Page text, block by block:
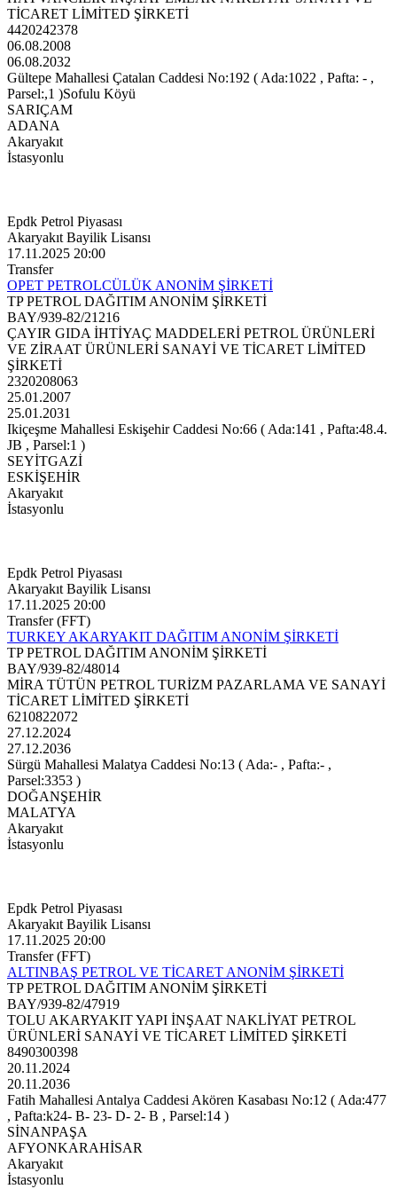
TİCARET LİMİTED ŞİRKETİ
4420242378
06.08.2008
06.08.2032
Gültepe Mahallesi Çatalan Caddesi No:192 ( Ada:1022 , Pafta: - ,
Parsel:,1 )Sofulu Köyü
SARIÇAM
ADANA
Akaryakıt
İstasyonlu
Epdk Petrol Piyasası
Akaryakıt Bayilik Lisansı
17.11.2025 20:00
Transfer
OPET PETROLCÜLÜK ANONİM ŞİRKETİ
TP PETROL DAĞITIM ANONİM ŞİRKETİ
BAY/939-82/21216
ÇAYIR GIDA İHTİYAÇ MADDELERİ PETROL ÜRÜNLERİ
VE ZİRAAT ÜRÜNLERİ SANAYİ VE TİCARET LİMİTED
ŞİRKETİ
2320208063
25.01.2007
25.01.2031
Ikiçeşme Mahallesi Eskişehir Caddesi No:66 ( Ada:141 , Pafta:48.4.
JB , Parsel:1 )
SEYİTGAZİ
ESKİŞEHİR
Akaryakıt
İstasyonlu
Epdk Petrol Piyasası
Akaryakıt Bayilik Lisansı
17.11.2025 20:00
Transfer (FFT)
TURKEY AKARYAKIT DAĞITIM ANONİM ŞİRKETİ
TP PETROL DAĞITIM ANONİM ŞİRKETİ
BAY/939-82/48014
MİRA TÜTÜN PETROL TURİZM PAZARLAMA VE SANAYİ
TİCARET LİMİTED ŞİRKETİ
6210822072
27.12.2024
27.12.2036
Sürgü Mahallesi Malatya Caddesi No:13 ( Ada:- , Pafta:- ,
Parsel:3353 )
DOĞANŞEHİR
MALATYA
Akaryakıt
İstasyonlu
Epdk Petrol Piyasası
Akaryakıt Bayilik Lisansı
17.11.2025 20:00
Transfer (FFT)
ALTINBAŞ PETROL VE TİCARET ANONİM ŞİRKETİ
TP PETROL DAĞITIM ANONİM ŞİRKETİ
BAY/939-82/47919
TOLU AKARYAKIT YAPI İNŞAAT NAKLİYAT PETROL
ÜRÜNLERİ SANAYİ VE TİCARET LİMİTED ŞİRKETİ
8490300398
20.11.2024
20.11.2036
Fatih Mahallesi Antalya Caddesi Akören Kasabası No:12 ( Ada:477
, Pafta:k24- B- 23- D- 2- B , Parsel:14 )
SİNANPAŞA
AFYONKARAHİSAR
Akaryakıt
İstasyonlu